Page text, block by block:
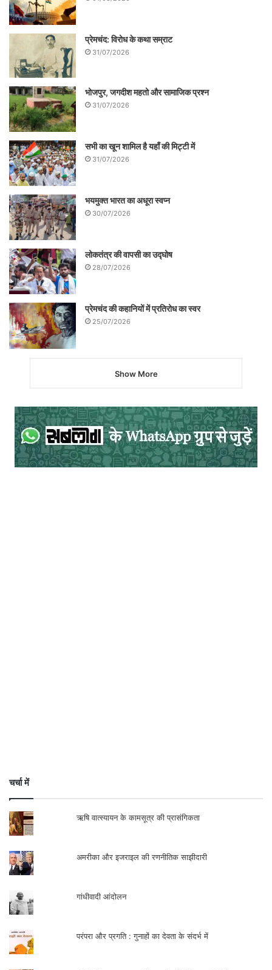
प्रेमचंद: विरोध के कथा सम्राट
31/07/2026
भोजपुर, जगदीश महतो और सामाजिक प्रश्न
31/07/2026
सभी का खून शामिल है यहाँ की मिट्टी में
31/07/2026
भयमुक्त भारत का अधूरा स्वप्न
30/07/2026
लोकतंत्र की वापसी का उद्घोष
28/07/2026
प्रेमचंद की कहानियों में प्रतिरोध का स्वर
25/07/2026
Show More
चर्चा में
ऋषि वात्स्यायन के कामसूत्र की प्रासंगिकता
अमरीका और इजराइल की रणनीतिक साझीदारी
गांधीवादी आंदोलन
परंपरा और प्रगति : गुनाहों का देवता के संदर्भ में